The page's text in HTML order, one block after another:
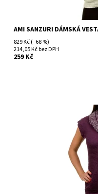
AMI SANZURI DÁMSKÁ
829 Kč(–68 %)
214,05 Kč bez DPH
259 Kč
Skladem 1 ks
122480PR
AMI SANZURI